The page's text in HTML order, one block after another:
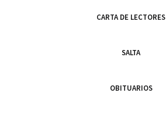
CARTA DE LECTORES
SALTA
OBITUARIOS